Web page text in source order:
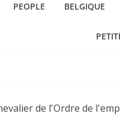
PEOPLE BELGIQUE